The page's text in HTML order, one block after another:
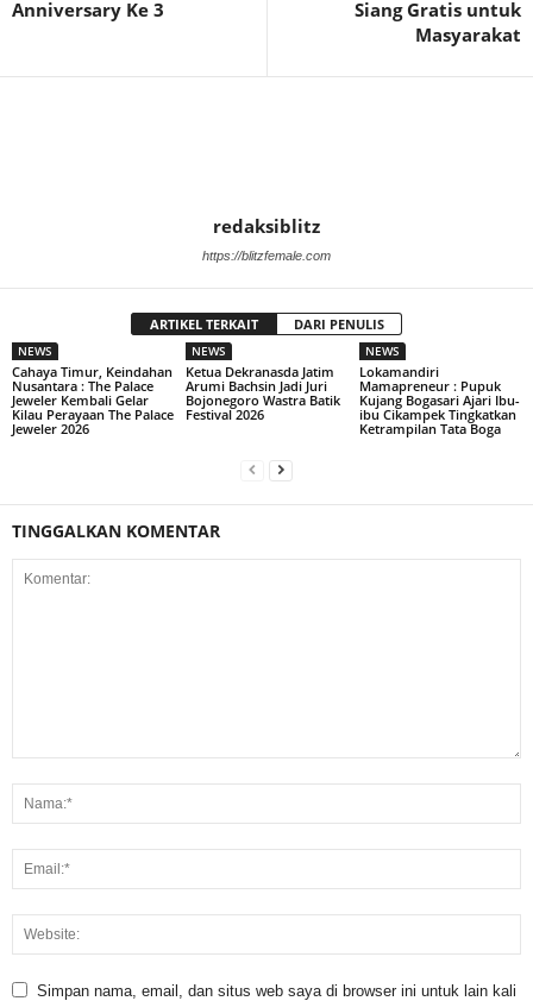
Anniversary Ke 3
Siang Gratis untuk
Masyarakat
redaksiblitz
https://blitzfemale.com
ARTIKEL TERKAIT DARI PENULIS
NEWS
Cahaya Timur, Keindahan
Nusantara : The Palace
Jeweler Kembali Gelar
Kilau Perayaan The Palace
Jeweler 2026
NEWS
Ketua Dekranasda Jatim
Arumi Bachsin Jadi Juri
Bojonegoro Wastra Batik
Festival 2026
NEWS
Lokamandiri
Mamapreneur : Pupuk
Kujang Bogasari Ajari Ibu-
ibu Cikampek Tingkatkan
Ketrampilan Tata Boga
TINGGALKAN KOMENTAR
Simpan nama, email, dan situs web saya di browser ini untuk lain kali